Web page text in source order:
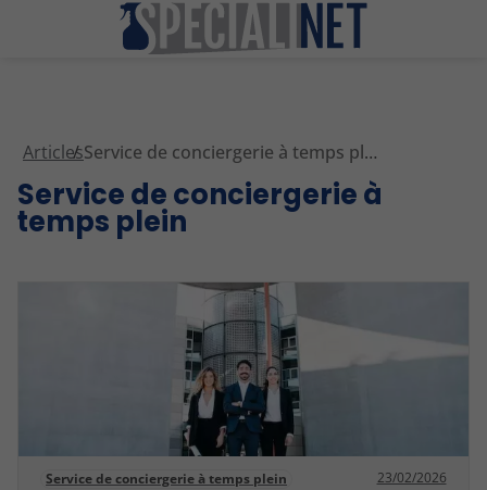
Articles Service de conciergerie à temps plein
Service de conciergerie à
temps plein
Service de conciergerie à temps plein 23/02/2026